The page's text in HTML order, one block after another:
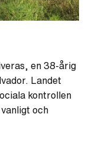
en 38-årig
Landet
kontrollen
och